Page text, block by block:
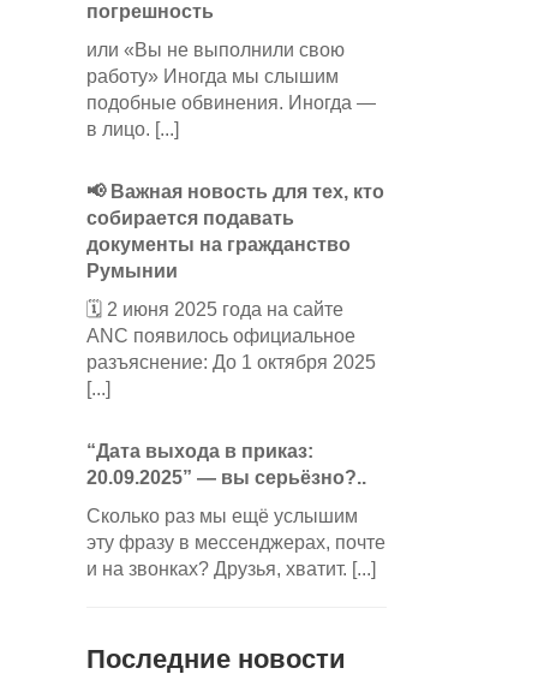
погрешность
или «Вы не выполнили свою
работу» Иногда мы слышим
подобные обвинения. Иногда —
в лицо. [...]
📢 Важная новость для тех, кто
собирается подавать
документы на гражданство
Румынии
🗓️ 2 июня 2025 года на сайте
ANC появилось официальное
разъяснение: До 1 октября 2025
[...]
“Дата выхода в приказ:
20.09.2025” — вы серьёзно?..
Сколько раз мы ещё услышим
эту фразу в мессенджерах, почте
и на звонках? Друзья, хватит. [...]
Последние новости